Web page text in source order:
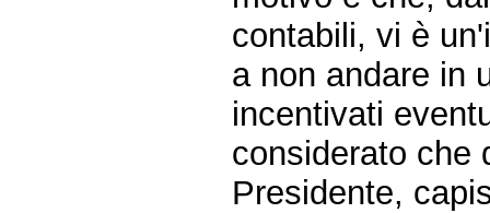
contabili, vi è
a non andare in
incentivati
considerato che
Presidente,